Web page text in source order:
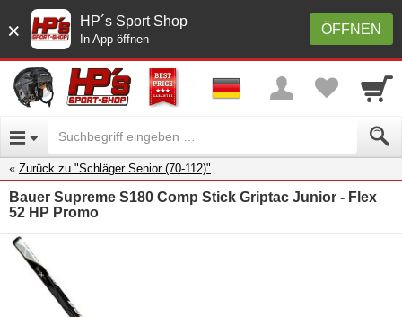
× ÖFFNEN
HP´s Sport Shop
In App öffnen
Zurück zu "Schläger Senior (70-112)"
Bauer Supreme S180 Comp Stick Griptac Junior - Flex
52 HP Promo